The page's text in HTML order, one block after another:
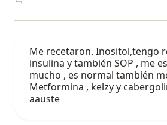
Me recetaron. Inositol,tengo
insulina y también SOP , me
mucho , es normal también
Metformina , kelzy y
aauste